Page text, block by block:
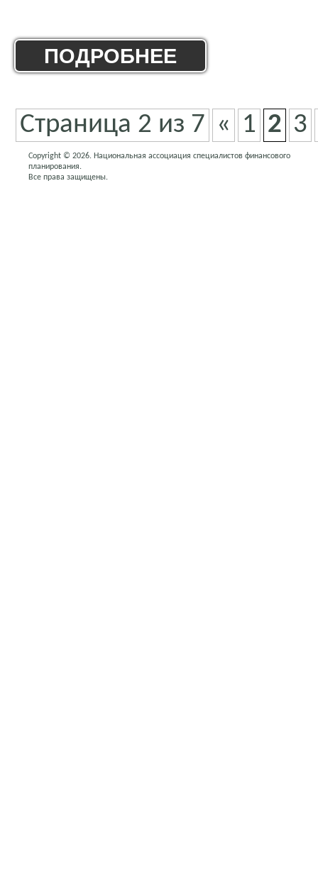
ПОДРОБНЕЕ
Страница 2 из 7 « 1 2 3
Copyright © 2026. Национальная ассоциация специалистов финансового
планирования.
Все права защищены.